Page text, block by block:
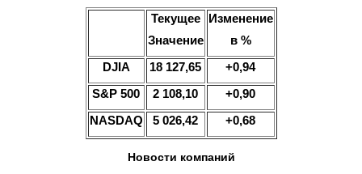
Текущее
Значение
Изменение
в %
DJIA
18 127,65 +0,94
S&P 500 2 108,10 +0,90
NASDAQ
5 026,42 +0,68
Новости компаний